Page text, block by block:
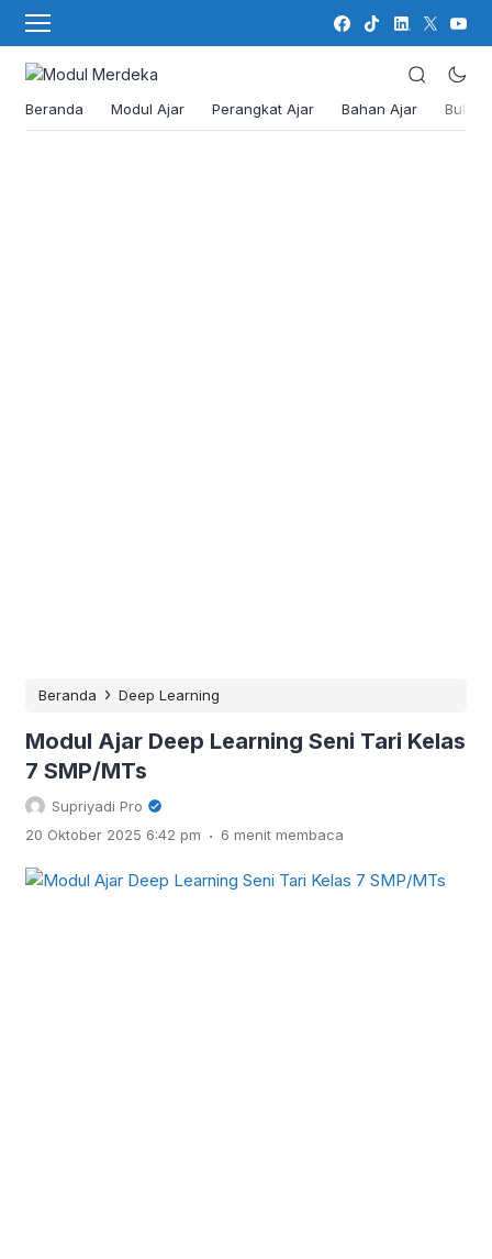
Beranda Modul Ajar Perangkat Ajar Bahan Ajar Buku
Beranda › Deep Learning
Modul Ajar Deep Learning Seni Tari Kelas
7 SMP/MTs
Supriyadi Pro
20 Oktober 2025 6:42 pm . 6 menit membaca